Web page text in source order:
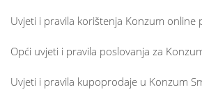
Uvjeti i pravila korištenja Konzum online
Opći uvjeti i pravila poslovanja za
Uvjeti i pravila kupoprodaje u Konzum